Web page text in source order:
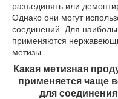
разъединять или
Однако они могут
соединений. Для
применяются
метизы.
Какая метизная
применяется чаще
для соединения